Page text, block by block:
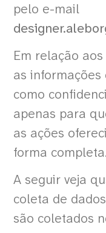
pelo e-mail
Em relação
as
como
apenas para
as ações
forma completa.
A seguir veja
coleta de
são coletados